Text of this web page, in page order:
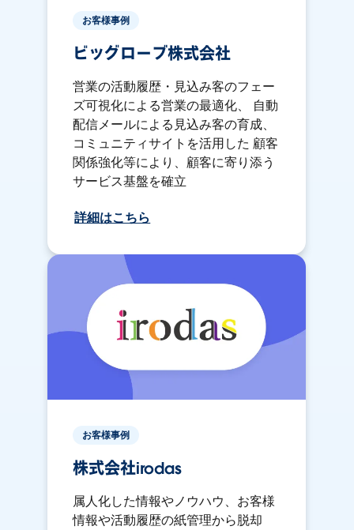
お客様事例
ビッグローブ株式会社
営業の活動履歴・見込み客のフェー
ズ可視化による営業の最適化、 自動
配信メールによる見込み客の育成、
コミュニティサイトを活用した 顧客
関係強化等により、顧客に寄り添う
サービス基盤を確立
詳細はこちら
お客様事例
株式会社irodas
属人化した情報やノウハウ、お客様
情報や活動履歴の紙管理から脱却